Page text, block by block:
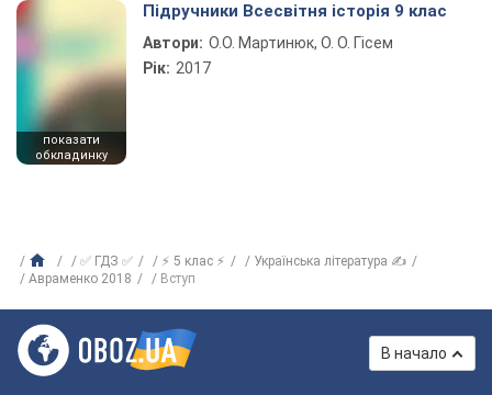
показати
обкладинку
Підручники Всесвітня історія 9 клас
Автори: О.О. Мартинюк, О. О. Гісем
Рік: 2017
✅ ГДЗ ✅ ⚡ 5 клас ⚡
Українська література ✍
Авраменко 2018
Вступ
В начало